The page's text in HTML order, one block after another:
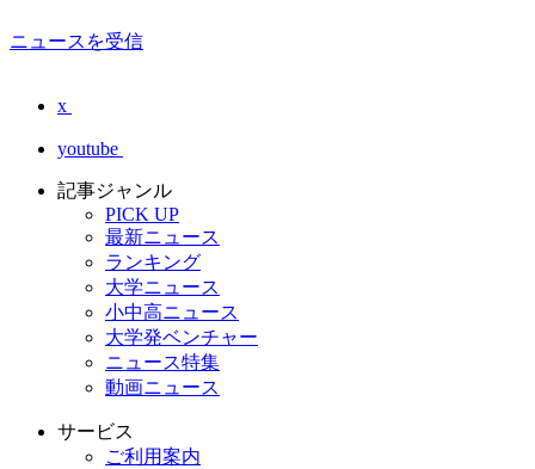
ニュースを受信
x
youtube
記事ジャンル
PICK UP
最新ニュース
ランキング
大学ニュース
小中高ニュース
大学発ベンチャー
ニュース特集
動画ニュース
サービス
ご利用案内